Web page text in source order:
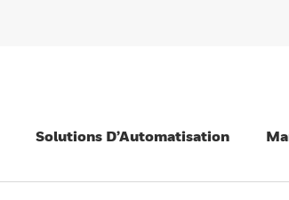
Solutions D’Automatisation